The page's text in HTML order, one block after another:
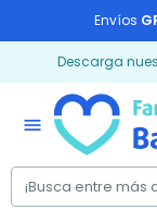
Envíos
Descarga
menu